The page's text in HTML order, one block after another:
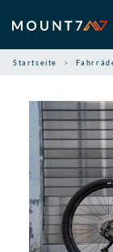
Inhalt
springen
Startseite